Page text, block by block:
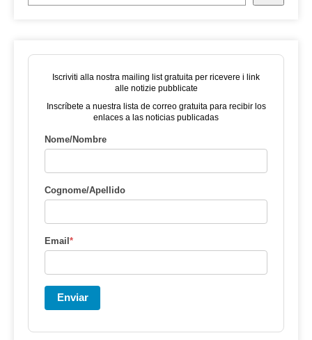
Iscriviti alla nostra mailing list gratuita per ricevere i link
alle notizie pubblicate
Inscríbete a nuestra lista de correo gratuita para recibir los
enlaces a las noticias publicadas
Nome/Nombre
Cognome/Apellido
Email*
Enviar